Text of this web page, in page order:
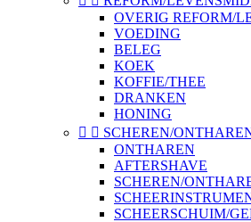
OVERIG REFORM/
VOEDING
BELEG
KOEK
KOFFIE/THEE
DRANKEN
HONING
  SCHEREN/
ONTHAREN
AFTERSHAVE
SCHEREN/
SCHEERSCHUIM/